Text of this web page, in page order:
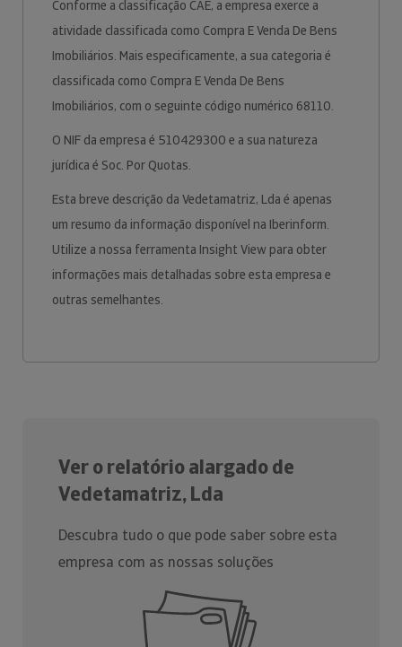
Conforme a classificação CAE, a empresa exerce a
atividade classificada como Compra E Venda De Bens
Imobiliários. Mais especificamente, a sua categoria é
classificada como Compra E Venda De Bens
Imobiliários, com o seguinte código numérico 68110.
O NIF da empresa é 510429300 e a sua natureza
jurídica é Soc. Por Quotas.
Esta breve descrição da Vedetamatriz, Lda é apenas
um resumo da informação disponível na Iberinform.
Utilize a nossa ferramenta Insight View para obter
informações mais detalhadas sobre esta empresa e
outras semelhantes.
Ver o relatório alargado de
Vedetamatriz, Lda
Descubra tudo o que pode saber sobre esta
empresa com as nossas soluções